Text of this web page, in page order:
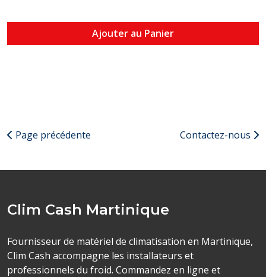
Ajouter au Panier
Page précédente Contactez-nous
Clim Cash Martinique
Fournisseur de matériel de climatisation en Martinique,
Clim Cash accompagne les installateurs et
professionnels du froid. Commandez en ligne et